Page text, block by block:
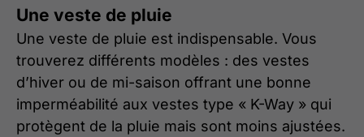
Une veste de pluie
Une veste de pluie est indispensable. Vous
trouverez différents modèles : des vestes
d’hiver ou de mi-saison offrant une bonne
imperméabilité aux vestes type « K-Way » qui
protègent de la pluie mais sont moins ajustées.